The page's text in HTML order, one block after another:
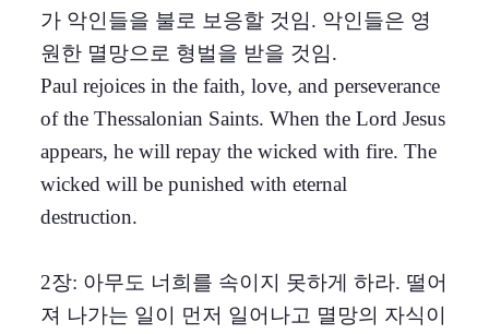
가 악인들을 불로 보응할 것임. 악인들은 영
원한 멸망으로 형벌을 받을 것임.
Paul rejoices in the faith, love, and perseverance
of the Thessalonian Saints. When the Lord Jesus
appears, he will repay the wicked with fire. The
wicked will be punished with eternal
destruction.
2장: 아무도 너희를 속이지 못하게 하라. 떨어
져 나가는 일이 먼저 일어나고 멸망의 자식이